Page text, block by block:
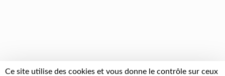
Ce site utilise des cookies et vous donne le contrôle sur ceux